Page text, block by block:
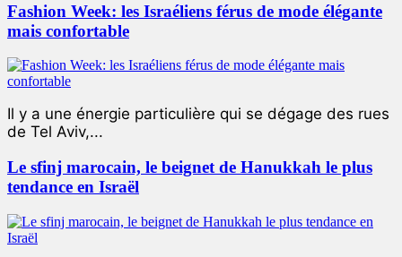
Fashion Week: les Israéliens férus de mode élégante
mais confortable
Il y a une énergie particulière qui se dégage des rues
de Tel Aviv,...
Le sfinj marocain, le beignet de Hanukkah le plus
tendance en Israël